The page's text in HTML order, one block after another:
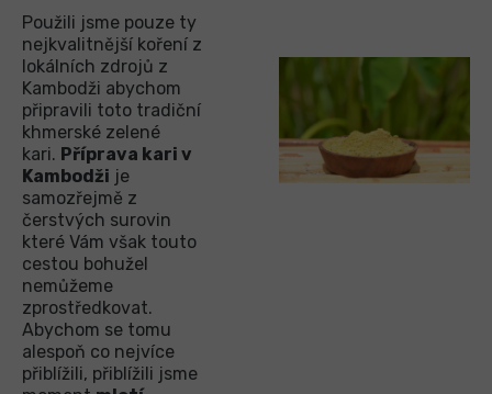
Použili jsme pouze ty
nejkvalitnější koření z
lokálních zdrojů z
Kambodži abychom
připravili toto tradiční
khmerské zelené
kari. Příprava kari v
Kambodži je
samozřejmě z
čerstvých surovin
které Vám však touto
cestou bohužel
nemůžeme
zprostředkovat.
Abychom se tomu
alespoň co nejvíce
přiblížili, přiblížili jsme